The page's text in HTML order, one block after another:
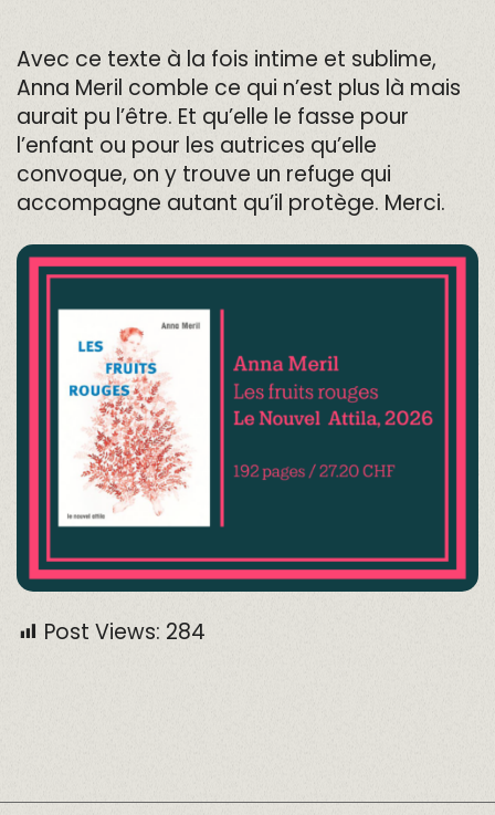
Avec ce texte à la fois intime et sublime,
Anna Meril comble ce qui n’est plus là mais
aurait pu l’être. Et qu’elle le fasse pour
l’enfant ou pour les autrices qu’elle
convoque, on y trouve un refuge qui
accompagne autant qu’il protège. Merci.
Post Views: 284